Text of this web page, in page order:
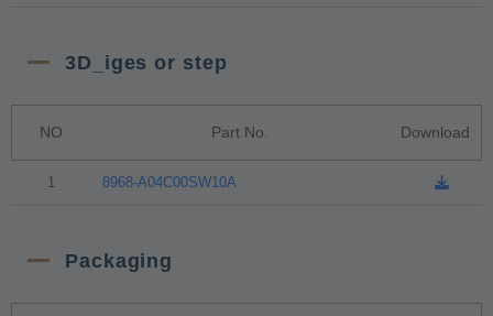
3D_iges or step
NO Part No. Download
1 8968-A04C00SW10A
Packaging